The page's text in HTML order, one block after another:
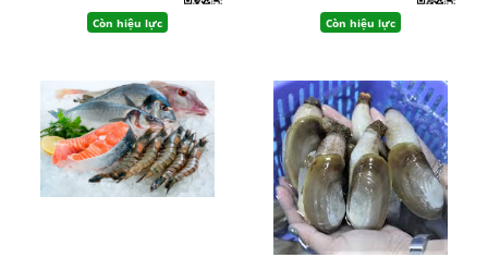
Còn hiệu lực Còn hiệu lực